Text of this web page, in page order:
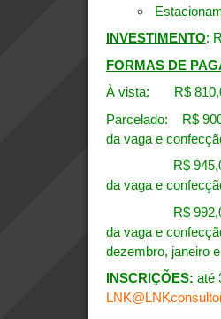
INVESTIMENTO:
FORMAS DE
À vista: R$
Parcelado: R$
da vaga e
R$ 945,00 = 3x
da vaga e
R$ 992,00 = 4x
da vaga e
dezembro, janeiro
INSCRIÇÕES: até